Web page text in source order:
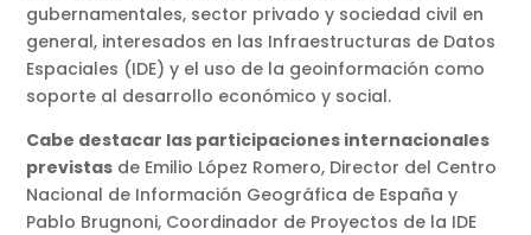
gubernamentales, sector privado y sociedad civil en
general, interesados en las Infraestructuras de Datos
Espaciales (IDE) y el uso de la geoinformación como
soporte al desarrollo económico y social.
Cabe destacar las participaciones internacionales
previstas de Emilio López Romero, Director del Centro
Nacional de Información Geográfica de España y
Pablo Brugnoni, Coordinador de Proyectos de la IDE